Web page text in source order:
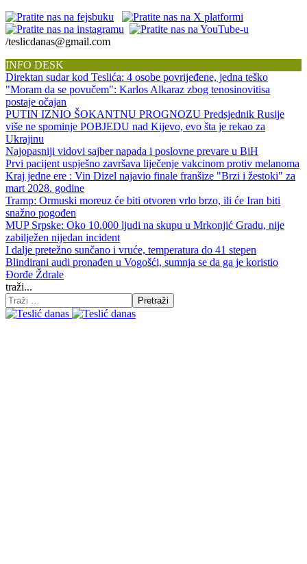
/teslicdanas@gmail.com
INFO DESK
Direktan sudar kod Teslića: 4 osobe povrijeđene, jedna teško
"Moram da se povučem": Karlos Alkaraz zbog tenosinovitisa
postaje očajan
PUTIN IZNIO ŠOKANTNU PROGNOZU Predsjednik Rusije
više ne spominje POBJEDU nad Kijevo, evo šta je rekao za
Ukrajinu
Najopasniji vidovi sajber napada i poslovne prevare u BiH
Prvi pacijent uspješno završava liječenje vakcinom protiv melanoma
Kraj jedne ere : Vin Dizel najavio finale franšize "Brzi i žestoki" za
mart 2028. godine
Tramp: Ormuski moreuz će biti otvoren vrlo brzo, ili će Iran biti
snažno pogođen
MUP Srpske: Oko 10.000 ljudi na skupu u Mrkonjić Gradu, nije
zabilježen nijedan incident
I dalje pretežno sunčano i vruće, temperatura do 41 stepen
Blindirani audi pronađen u Vogošći, sumnja se da ga je koristio
Đorđe Ždrale
traži...
Pretraži